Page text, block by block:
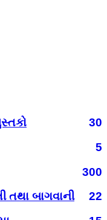
30
5
300
તથા બાગવાની
22